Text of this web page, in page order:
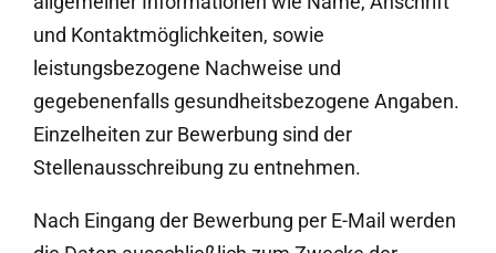
und Kontaktmöglichkeiten, sowie
leistungsbezogene Nachweise und
gegebenenfalls gesundheitsbezogene Angaben.
Einzelheiten zur Bewerbung sind der
Stellenausschreibung zu entnehmen.
Nach Eingang der Bewerbung per E-Mail werden